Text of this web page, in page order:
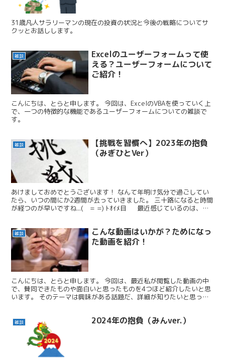
31歳凡人サラリーマンの現在の投資の状況と今後の戦略についてサ
クッとお話しします。
雑談
Excelのユーザーフォームって使
える？ユーザーフォームについて
ご紹介！
こんにちは、とらと申します。 今回は、ExcelのVBAを使っていく上
で、一つの特徴的な機能であるユーザーフォームについての雑談で
す。
雑談
【挑戦を習慣へ】2023年の抱負
（みぎひとVer）
あけましておめでとうございます！ なんて年明け気分で過ごしてい
たら、いつの間にか2週間が去っていきました。 三十路になると時間
が経つのが早いですね...( = =) ﾄｵｲﾒ目 最近感じているのは、モ
雑談
こんな動画はいかが？ためになっ
た動画を紹介！
こんにちは、とらと申します。 今回は、最近私が閲覧した動画の中
で、賛同できたものや面白いと思ったものを4つほど紹介したいと思
います。 そのテーマは興味がある話題だ、詳細が知りたいと思って
雑談 2024年の抱負（みんver.）